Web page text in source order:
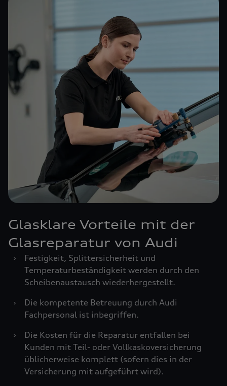
Glasklare Vorteile mit der
Glasreparatur von Audi
›
Festigkeit, Splittersicherheit und
Temperaturbeständigkeit werden durch den
Scheibenaustausch wiederhergestellt.
›
Die kompetente Betreuung durch Audi
Fachpersonal ist inbegriffen.
›
Die Kosten für die Reparatur entfallen bei
Kunden mit Teil- oder Vollkaskoversicherung
üblicherweise komplett (sofern dies in der
Versicherung mit aufgeführt wird).